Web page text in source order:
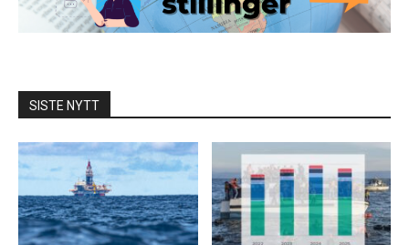
SISTE NYTT